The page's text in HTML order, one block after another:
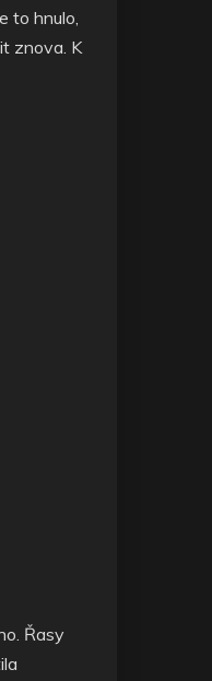
to hnulo,
znova. K
Řasy